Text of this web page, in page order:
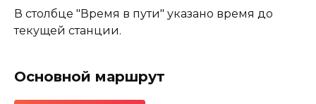
В столбце "Время в пути" указано время до
текущей станции.
Основной маршрут